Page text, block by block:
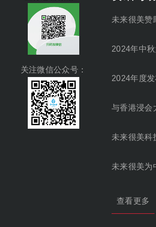
关注微信公众号：
未来很美赞
2024年中
2024年度
与香港浸会
未来很美科
未来很美为
查看更多